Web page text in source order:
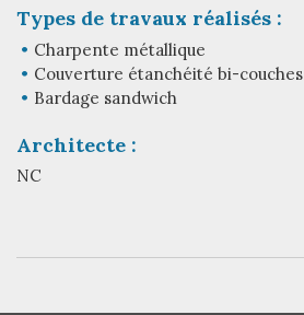
Types de travaux réalisés :
Charpente métallique
Couverture étanchéité bi-couches
Bardage sandwich
Architecte :
NC